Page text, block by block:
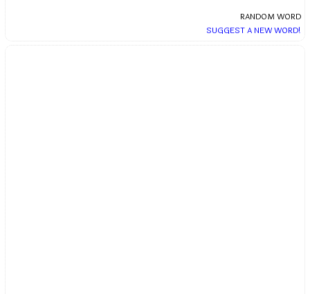
RANDOM WORD
SUGGEST A NEW WORD!